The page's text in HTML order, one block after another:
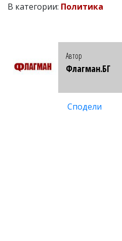
В категории: Политика
Автор
Флагман.БГ
Сподели